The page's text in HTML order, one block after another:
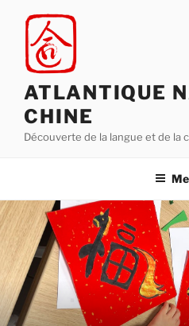
contenu
principal
ATLANTIQUE
CHINE
Découverte de la langue et de la